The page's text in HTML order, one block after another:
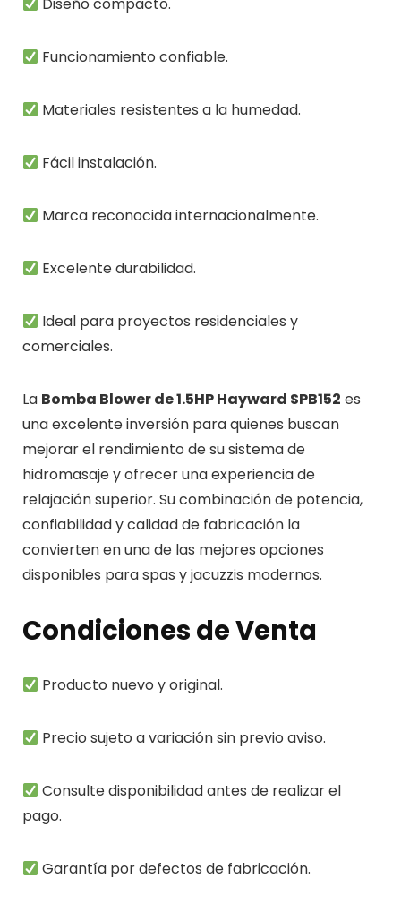
Funcionamiento confiable.
Materiales resistentes a la humedad.
Fácil instalación.
Marca reconocida internacionalmente.
Excelente durabilidad.
Ideal para proyectos residenciales y
comerciales.
La Bomba Blower de 1.5HP Hayward SPB152 es
una excelente inversión para quienes buscan
mejorar el rendimiento de su sistema de
hidromasaje y ofrecer una experiencia de
relajación superior. Su combinación de potencia,
confiabilidad y calidad de fabricación la
convierten en una de las mejores opciones
disponibles para spas y jacuzzis modernos.
Condiciones de Venta
Producto nuevo y original.
Precio sujeto a variación sin previo aviso.
Consulte disponibilidad antes de realizar el
pago.
Garantía por defectos de fabricación.